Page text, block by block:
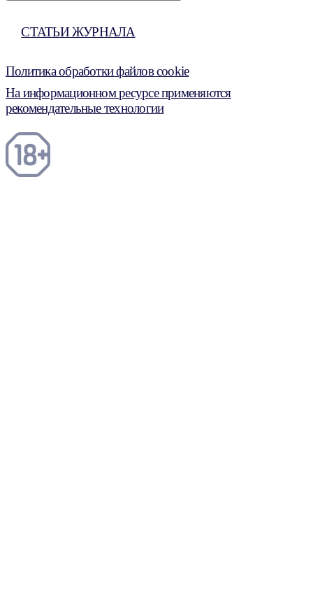
СТАТЬИ ЖУРНАЛА
Политика обработки файлов cookie
На информационном ресурсе применяются
рекомендательные технологии